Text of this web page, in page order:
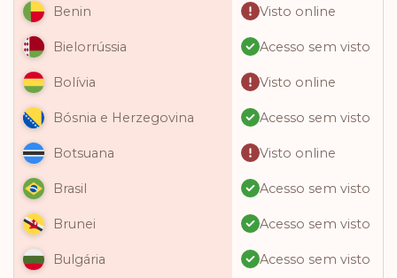
Benin Visto online
Bielorrússia Acesso sem visto
Bolívia Visto online
Bósnia e Herzegovina Acesso sem visto
Botsuana Visto online
Brasil Acesso sem visto
Brunei Acesso sem visto
Bulgária Acesso sem visto